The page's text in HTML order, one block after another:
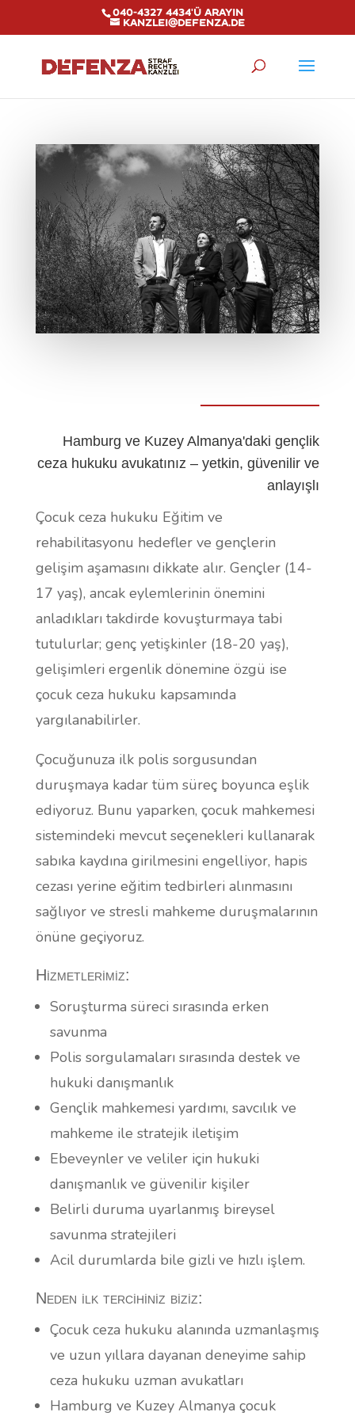
040-4327 4434'ü arayın
kanzlei@defenza.de
Hamburg ve Kuzey Almanya'daki gençlik
ceza hukuku avukatınız – yetkin, güvenilir ve
anlayışlı
Çocuk ceza hukuku Eğitim ve
rehabilitasyonu hedefler ve gençlerin
gelişim aşamasını dikkate alır. Gençler (14-
17 yaş), ancak eylemlerinin önemini
anladıkları takdirde kovuşturmaya tabi
tutulurlar; genç yetişkinler (18-20 yaş),
gelişimleri ergenlik dönemine özgü ise
çocuk ceza hukuku kapsamında
yargılanabilirler.
Çocuğunuza ilk polis sorgusundan
duruşmaya kadar tüm süreç boyunca eşlik
ediyoruz. Bunu yaparken, çocuk mahkemesi
sistemindeki mevcut seçenekleri kullanarak
sabıka kaydına girilmesini engelliyor, hapis
cezası yerine eğitim tedbirleri alınmasını
sağlıyor ve stresli mahkeme duruşmalarının
önüne geçiyoruz.
Hizmetlerimiz:
Soruşturma süreci sırasında erken
savunma
Polis sorgulamaları sırasında destek ve
hukuki danışmanlık
Gençlik mahkemesi yardımı, savcılık ve
mahkeme ile stratejik iletişim
Ebeveynler ve veliler için hukuki
danışmanlık ve güvenilir kişiler
Belirli duruma uyarlanmış bireysel
savunma stratejileri
Acil durumlarda bile gizli ve hızlı işlem.
Neden ilk tercihiniz biziz:
Çocuk ceza hukuku alanında uzmanlaşmış
ve uzun yıllara dayanan deneyime sahip
ceza hukuku uzman avukatları
Hamburg ve Kuzey Almanya çocuk